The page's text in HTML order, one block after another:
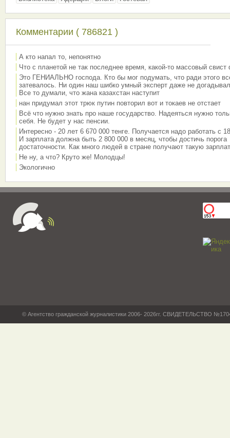
Комментарии ( 786821 )
А кто напал то, непонятно
Что с планетой не так последнее время, какой-то массовый свист
Это ГЕНИАЛЬНО господа. Кто бы мог подумать, что ради этого
затевалось. Ни один наш шибко умный эксперт даже не
Все то думали, что жана казахстан наступит
нан придумал этот трюк путин повторил вот и токаев не отстает
Всё что нужно знать про наше государство. Надеяться нужно
себя. Не будет у нас пенсии.
Интересно - 20 лет 6 670 000 тенге. Получается надо работать с
И зарплата должна быть 2 800 000 в месяц, чтобы достичь порога
достаточности. Как много людей в стране получают такую
Не ну, а что? Круто же! Молодцы!
Экологично
© Агентство гражданской журналистики 2006- 2026гг. СВИДЕТЕЛЬСТВО